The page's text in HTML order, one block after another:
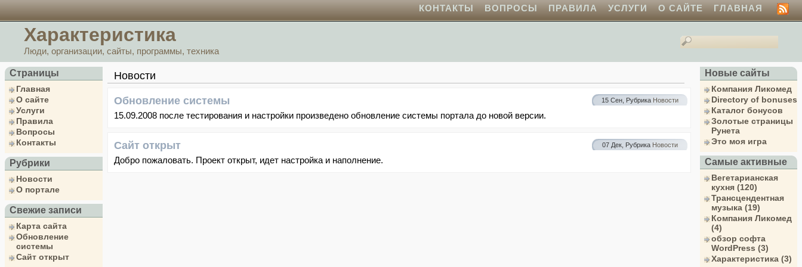
ГЛАВНАЯ
О САЙТЕ
УСЛУГИ
ПРАВИЛА
ВОПРОСЫ
КОНТАКТЫ
Характеристика
Люди, организации, сайты, программы, техника
Страницы
Главная
О сайте
Услуги
Правила
Вопросы
Контакты
Рубрики
Новости
О портале
Свежие записи
Карта сайта
Обновление
системы
Сайт открыт
Новые сайты
Компания Ликомед
Directory of bonuses
Каталог бонусов
Золотые страницы
Рунета
Это моя игра
Самые активные
Вегетарианская
кухня (120)
Трансцендентная
музыка (19)
Компания Ликомед
(4)
обзор софта
WordPress (3)
Характеристика (3)
Новости
15 Сен, Рубрика Новости
Обновление системы
15.09.2008 после тестирования и настройки произведено обновление системы портала до новой версии.
07 Дек, Рубрика Новости
Сайт открыт
Добро пожаловать. Проект открыт, идет настройка и наполнение.